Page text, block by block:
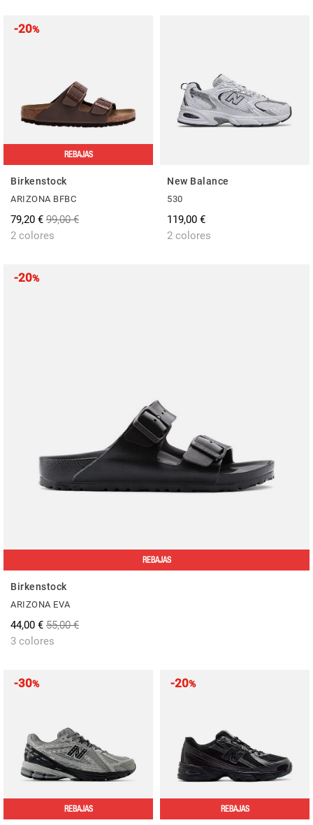
-20%
REBAJAS
Birkenstock
ARIZONA BFBC
79,20 € 99,00 €
2 colores
New Balance
530
119,00 €
2 colores
-20%
REBAJAS
Birkenstock
ARIZONA EVA
44,00 € 55,00 €
3 colores
-30%
REBAJAS
-20%
REBAJAS